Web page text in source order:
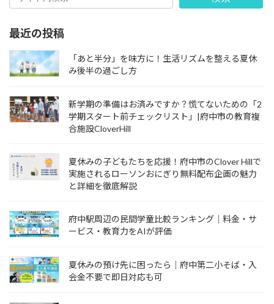
最近の投稿
「あと半分」を味方に！生活リズムを整える夏休
み後半の過ごし方
新学期の準備はお済みですか？慌てないための「2
学期スタート前チェックリスト」|府中市の教育複
合施設CloverHill
夏休みの子どもたちを応援！府中市のClover Hillで
実施されるローソンおにぎり無料配布企画の魅力
と詳細を徹底解説
府中駅周辺の民間学童比較ランキング｜料金・サ
ービス・教育力をAIが評価
夏休みの預け先に困ったら｜府中第二小そば・入
会金不要で即日対応も可